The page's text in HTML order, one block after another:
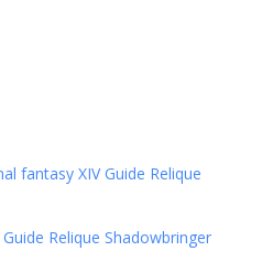
fantasy XIV Guide Relique
Relique Shadowbringer